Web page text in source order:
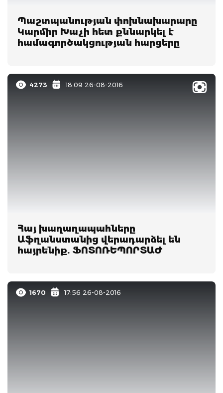
Պաշտպանության փոխնախարարը
Կարմիր Խաչի հետ քննարկել է
համագործակցության հարցերը
4273 18:09 26-08-2016
Հայ խաղաղապահները
Աֆղանստանից վերադարձել են
հայրենիք. ՖՈՏՈՌԵՊՈՐՏԱԺ
1670 17:56 26-08-2016